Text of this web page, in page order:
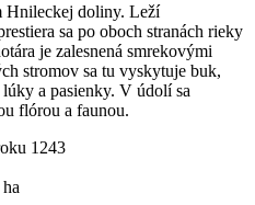
Hnileckej doliny. Leží
sa po oboch stranách rieky
je zalesnená smrekovými
stromov sa tu vyskytuje buk,
a pasienky. V údolí sa
flórou a faunou.
1243